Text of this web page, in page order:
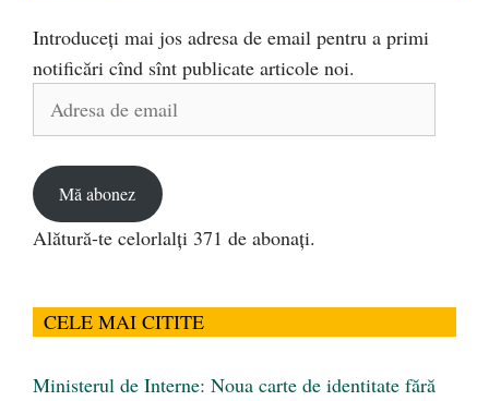
Introduceți mai jos adresa de email pentru a primi
notificări cînd sînt publicate articole noi.
Adresa
Mă abonez
Alătură-te celorlalți 371 de abonați.
CELE MAI CITITE
Ministerul de Interne: Noua carte de identitate fără